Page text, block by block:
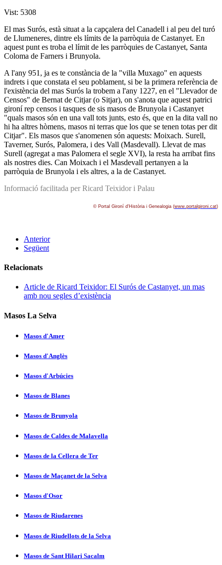
Vist: 5308
El mas Surós, està situat a la capçalera del Canadell i al peu del turó
de Llumeneres, dintre els límits de la parròquia de Castanyet. En
aquest punt es troba el límit de les parròquies de Castanyet, Santa
Coloma de Farners i Brunyola.
A l'any 951, ja es te constància de la "villa Muxago" en aquests
indrets i que constata el seu poblament, si be la primera referència de
l'existència del mas Surós la trobem a l'any 1227, en el "Llevador de
Censos" de Bernat de Citjar (o Sitjar), on s'anota que aquest patrici
gironí rep censos i tasques de sis masos de Brunyola i Castanyet
"quals masos són en una vall tots junts, esto és, que en la dita vall no
hi ha altres hòmens, masos ni terras que los que se tenen totas per dit
Citjar". Els masos que s'anomenen són aquests: Moixach. Surell,
Taverner, Surós, Palomera, i des Vall (Masdevall). Llevat de mas
Surell (agregat a mas Palomera el segle XVI), la resta ha arribat fins
als nostres dies. Can Moixach i el Masdevall pertanyen a la
parròquia de Brunyola i els altres, a la de Castanyet.
Informació facilitada per Ricard Teixidor i Palau
© Portal Gironí­ d'Història i Genealogia (www.portalgironi.cat)
Anterior
Següent
Relacionats
Article de Ricard Teixidor: El Surós de Castanyet, un mas
amb nou segles d’existència
Masos La Selva
Masos d'Amer
Masos d'Anglès
Masos d'Arbúcies
Masos de Blanes
Masos de Brunyola
Masos de Caldes de Malavella
Masos de la Cellera de Ter
Masos de Maçanet de la Selva
Masos d'Osor
Masos de Riudarenes
Masos de Riudellots de la Selva
Masos de Sant Hilari Sacalm